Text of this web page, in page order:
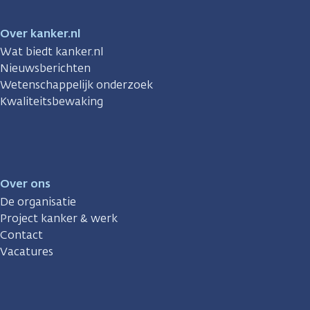
Over kanker.nl
Wat biedt kanker.nl
Nieuwsberichten
Wetenschappelijk onderzoek
Kwaliteitsbewaking
Over ons
De organisatie
Project kanker & werk
Contact
Vacatures